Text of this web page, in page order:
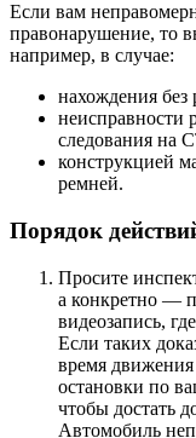
Если вам
правонарушение, то
например, в случае:
нахождения без
неисправности
следования на
конструкцией
ремней.
Порядок
Просите
а конкретно —
видеозапись,
Если таких
время
остановки по
чтобы достать
Автомобиль